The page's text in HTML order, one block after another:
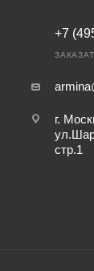
+7
г.
стр.1